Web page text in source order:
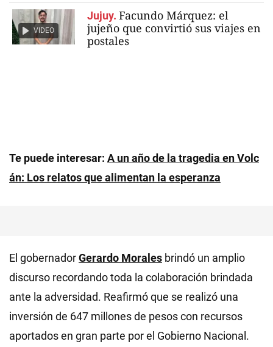
VIDEO
Jujuy. Facundo Márquez: el
jujeño que convirtió sus viajes en
postales
Te puede interesar: A un año de la tragedia en Volc
án: Los relatos que alimentan la esperanza
El gobernadorGerardo Morales brindó un amplio
discurso recordando toda la colaboración brindada
ante la adversidad. Reafirmó que se realizó una
inversión de 647 millones de pesos con recursos
aportados en gran parte por el Gobierno Nacional.